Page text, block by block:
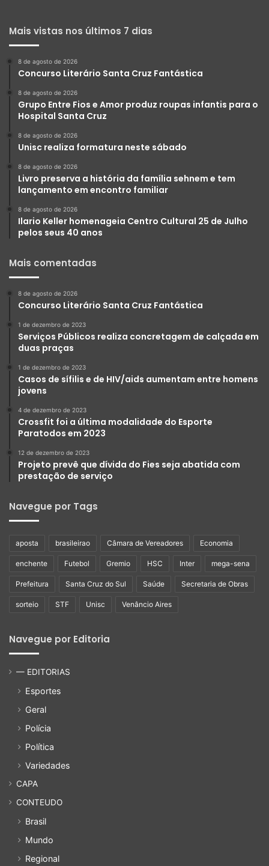
Mais vistas nos últimos 7 dias
8 de agosto de 2026
Concurso Literário Santa Cruz Fantástica
8 de agosto de 2026
Grupo Entre Fios e Amor produz roupas infantis para o
Hospital Santa Cruz
8 de agosto de 2026
Unisc realiza formatura neste sábado
8 de agosto de 2026
Livro preserva a história da família sehnem e tem
lançamento em encontro familiar
8 de agosto de 2026
Ilario Keller homenageia Centro Cultural 25 de Julho
pelos seus 40 anos
Mais comentadas
8 de agosto de 2026
Concurso Literário Santa Cruz Fantástica
1 de dezembro de 2023
Serviços Públicos realiza concretagem de calçada em
duas praças
1 de dezembro de 2023
Casos de sífilis e de HIV/aids aumentam entre homens
jovens
4 de dezembro de 2023
Crossfit foi a última modalidade do Esporte
Paratodos em 2023
12 de dezembro de 2023
Projeto prevê que dívida do Fies seja abatida com
prestação de serviço
Navegue por Tags
aposta brasileirao Câmara de Vereadores Economia
enchente Futebol Gremio HSC Inter mega-sena
Prefeitura Santa Cruz do Sul Saúde Secretaria de Obras
sorteio STF Unisc Venâncio Aires
Navegue por Editoria
— EDITORIAS
Esportes
Geral
Polícia
Política
Variedades
CAPA
CONTEUDO
Brasil
Mundo
Regional